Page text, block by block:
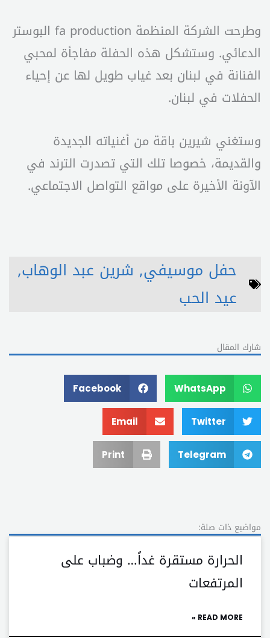
وطرحت الشركة المنظمة fa production البوستر
الدعائي. وستشكل هذه الحفلة مفاجأة لمحبي
الفنانة في لبنان بعد غياب طويل لها عن إحياء
الحفلات في لبنان.
وستغني شيرين باقة من أغنياته الجديدة
والقديمة، خصوصا تلك التي تصدرت الترند في
الآونة الأخيرة على مواقع التواصل الاجتماعي.
حفل موسيفي, شرين عبد الوهاب,
عيد الحب
شارك المقال
WhatsApp
Facebook
Twitter
Email
Telegram
Print
مواضيع ذات صلة:
الحرارة مستقرة غداً… وضباب على
المرتفعات
READ MORE »